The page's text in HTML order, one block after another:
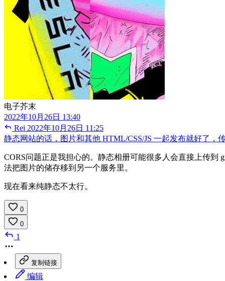
电子芥末
2022年10月26日 13:40
Rei 2022年10月26日 11:25
静态网站的话，图片和其他 HTML/CSS/JS 一起发布就好了，
CORS问题正是我担心的。静态相册可能很多人会直接上传到
法把图片的储存移到另一个服务里。
现在看来纯静态不太行。
0
0
1
复制链接
编辑